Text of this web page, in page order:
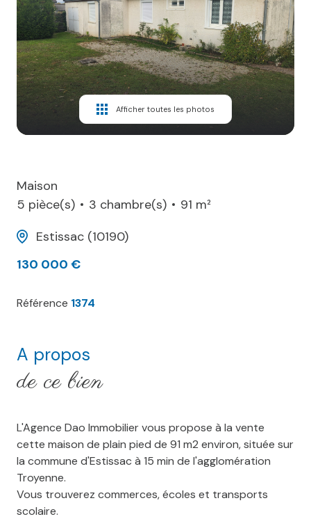
Contactez-
Nous
Alerte
mail
Afficher toutes les photos
Maison
5 pièce(s)
3 chambre(s)
91 m²
Estissac (10190)
130 000 €
Référence 1374
A propos
de ce bien
L'Agence Dao Immobilier vous propose à la vente
cette maison de plain pied de 91 m2 environ, située sur
la commune d'Estissac à 15 min de l'agglomération
Troyenne.
Vous trouverez commerces, écoles et transports
scolaire.